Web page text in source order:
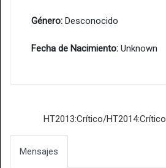
Género: Desconocido
Fecha de Nacimiento: Unknown
HT2013:Crítico/HT2014:Crítico
Mensajes